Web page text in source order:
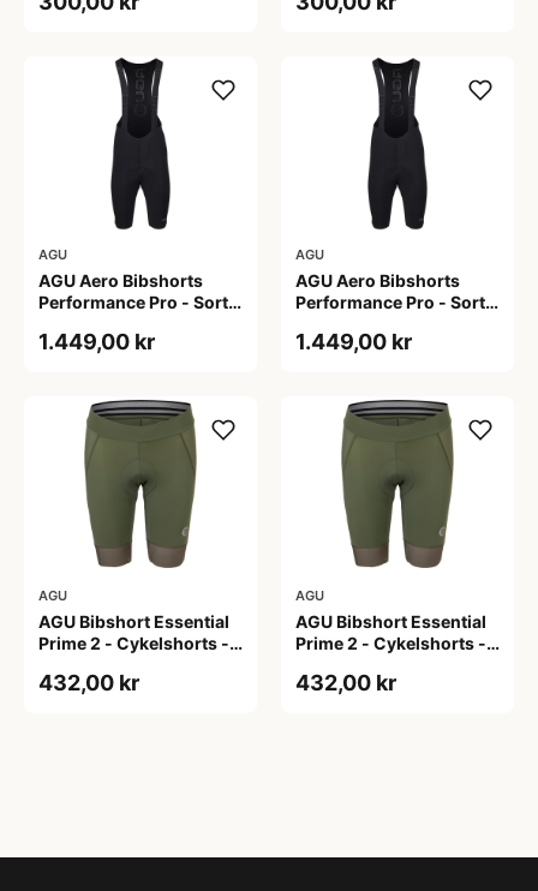
AGU
AGU Aero Bibshorts
Performance Pro - Sort -
1.449,00 kr
AGU
AGU Aero Bibshorts
Performance Pro - Sort -
1.449,00 kr
AGU
AGU Bibshort Essential
Prime 2 - Cykelshorts -
2XL
432,00 kr
AGU
AGU Bibshort Essential
Prime 2 - Cykelshorts -
L
432,00 kr